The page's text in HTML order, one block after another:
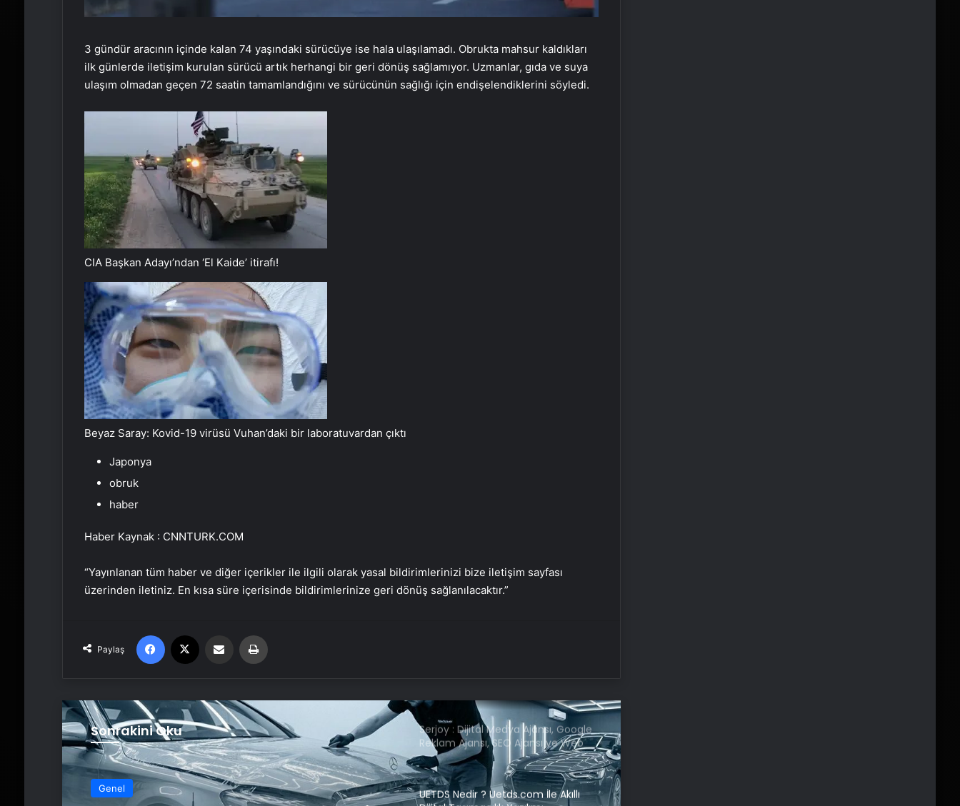
3 gündür aracının içinde kalan 74 yaşındaki sürücüye ise hala ulaşılamadı. Obrukta mahsur kaldıkları
ilk günlerde iletişim kurulan sürücü artık herhangi bir geri dönüş sağlamıyor. Uzmanlar, gıda ve suya
ulaşım olmadan geçen 72 saatin tamamlandığını ve sürücünün sağlığı için endişelendiklerini söyledi.
CIA Başkan Adayı’ndan ‘El Kaide’ itirafı!
Beyaz Saray: Kovid-19 virüsü Vuhan’daki bir laboratuvardan çıktı
Japonya
obruk
haber
Haber Kaynak : CNNTURK.COM
“Yayınlanan tüm haber ve diğer içerikler ile ilgili olarak yasal bildirimlerinizi bize iletişim sayfası
üzerinden iletiniz. En kısa süre içerisinde bildirimlerinize geri dönüş sağlanılacaktır.”
Paylaş
Facebook Email'den paylaş
Sonrakini Oku
Genel
TCG Anadolu’dan havalanan
UETDS Nedir ? Uetds.com İle Akıllı
Dijital Taşımacılık Yazılımı
Bigo Elmas Bayi – Güvenli, Hızlı ve